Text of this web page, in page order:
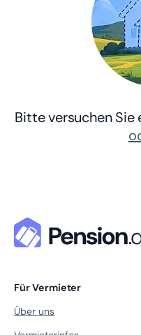
Bitte versuchen
Für Vermieter
Über uns